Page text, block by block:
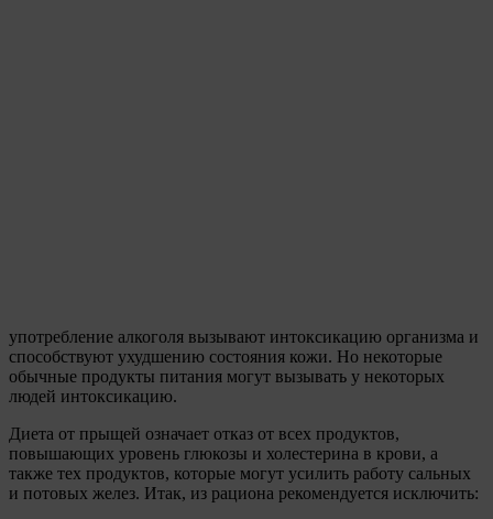
употребление алкоголя вызывают интоксикацию организма и
способствуют ухудшению состояния кожи. Но некоторые
обычные продукты питания могут вызывать у некоторых
людей интоксикацию.
Диета от прыщей означает отказ от всех продуктов,
повышающих уровень глюкозы и холестерина в крови, а
также тех продуктов, которые могут усилить работу сальных
и потовых желез. Итак, из рациона рекомендуется исключить: